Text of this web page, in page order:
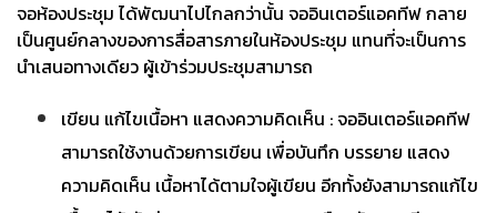
จอห้องประชุม ได้พัฒนาไปไกลกว่านั้น จออินเตอร์แอคทีฟ กลาย
เป็นศูนย์กลางของการสื่อสารภายในห้องประชุม แทนที่จะเป็นการ
นำเสนอทางเดียว ผู้เข้าร่วมประชุมสามารถ
เขียน แก้ไขเนื้อหา แสดงความคิดเห็น : จออินเตอร์แอคทีฟ
สามารถใช้งานด้วยการเขียน เพื่อบันทึก บรรยาย แสดง
ความคิดเห็น เนื้อหาได้ตามใจผู้เขียน อีกทั้งยังสามารถแก้ไข